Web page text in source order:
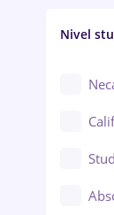
Nivel